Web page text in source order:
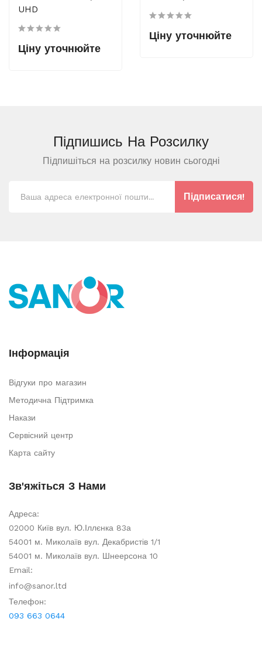
UHD
Ціну уточнюйте
Ціну уточнюйте
Підпишись На Розсилку
Підпишіться на розсилку новин сьогодні
Підписатися!
Інформація
Відгуки про магазин
Методична Підтримка
Накази
Сервісний центр
Карта сайту
Зв'яжіться З Нами
Адреса:
02000 Київ вул. Ю.Іллєнка 83а
54001 м. Миколаїв вул. Декабристів 1/1
54001 м. Миколаїв вул. Шнеерсона 10
Email:
info@sanor.ltd
Телефон:
093 663 0644